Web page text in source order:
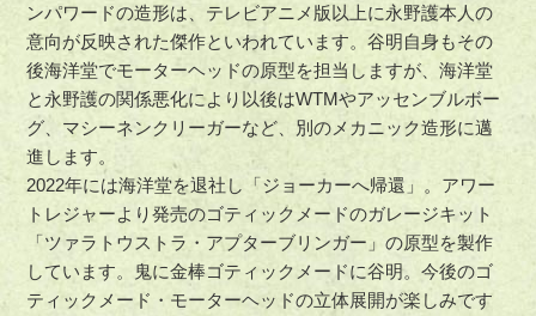
ンパワードの造形は、テレビアニメ版以上に永野護本人の
意向が反映された傑作といわれています。谷明自身もその
後海洋堂でモーターヘッドの原型を担当しますが、海洋堂
と永野護の関係悪化により以後はWTMやアッセンブルボー
グ、マシーネンクリーガーなど、別のメカニック造形に邁
進します。
2022年には海洋堂を退社し「ジョーカーへ帰還」。アワー
トレジャーより発売のゴティックメードのガレージキット
「ツァラトウストラ・アプターブリンガー」の原型を製作
しています。鬼に金棒ゴティックメードに谷明。今後のゴ
ティックメード・モーターヘッドの立体展開が楽しみです